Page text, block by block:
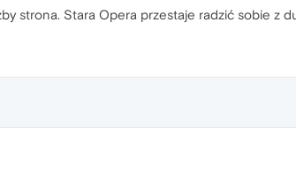
strona. Stara Opera przestaje radzić sobie z